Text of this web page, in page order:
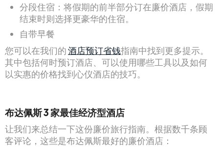
分段住宿：将假期的前半部分订在廉价酒店，假期
结束时则选择更豪华的住宿。
自带早餐
您可以在我们的酒店预订省钱指南中找到更多提示。
其中包括何时预订酒店、可以使用哪些工具以及如何
以实惠的价格找到心仪酒店的技巧。
布达佩斯 3 家最佳经济型酒店
让我们来总结一下这份廉价旅行指南。根据数千条顾
客评论，这些是布达佩斯最好的廉价酒店：